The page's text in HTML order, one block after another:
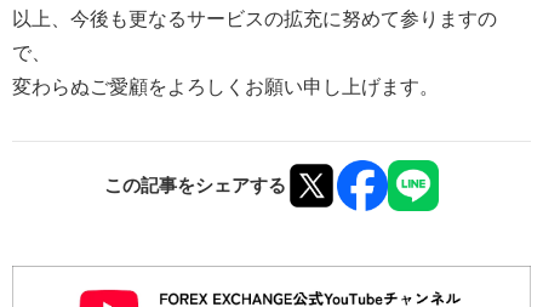
以上、今後も更なるサービスの拡充に努めて参りますの
で、
変わらぬご愛顧をよろしくお願い申し上げます。
この記事をシェアする